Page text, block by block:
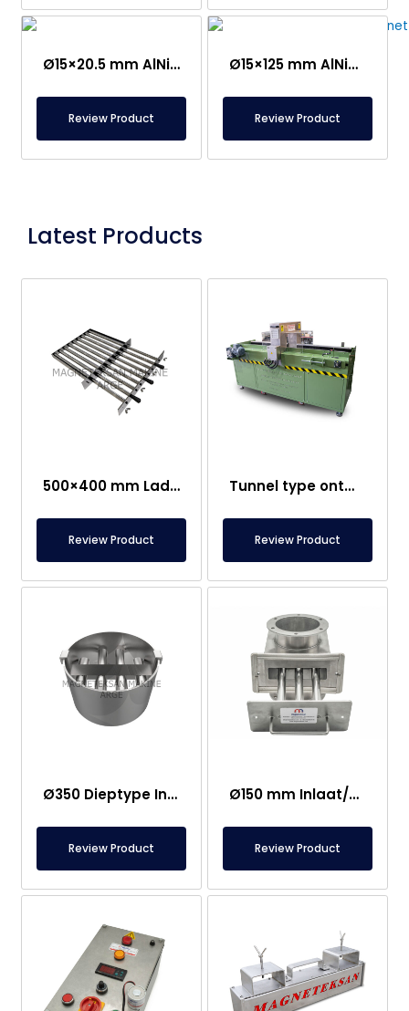
Ø15×20.5 mm AlNiCo Magneet – 500°C Bestendig
Review Product
Ø15×125 mm AlNiCo Staafmagneet – 500°C bestendig
Review Product
Latest Products
500×400 mm Lade Magneet – Eenvoudig te Reinigen
Review Product
Tunnel type ontmagnetiseermachine met transportband
Review Product
Ø350 Dieptype Inlaat en Uitlaat Neodymium Magnetisch Rooster
Review Product
Ø150 mm Inlaat/Uitlaat Ferriet Magnetische Ladescheider – Volledig Roestvrij Staal
Review Product